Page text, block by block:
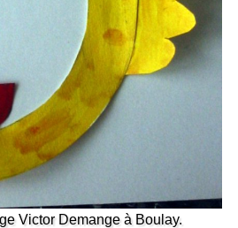
Victor Demange à Boulay.